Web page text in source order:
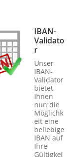
IBAN-
Validato
r
Unser
IBAN-
Validator
bietet
Ihnen
nun die
Möglichk
eit eine
beliebige
IBAN auf
Ihre
Gültigkei